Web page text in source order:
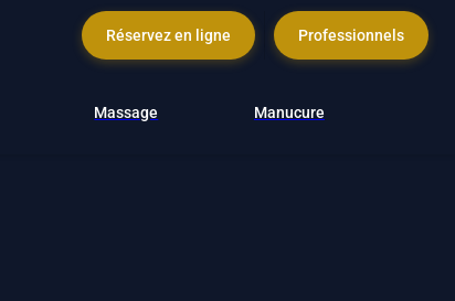
Réservez en ligne Professionnels
Massage Manucure